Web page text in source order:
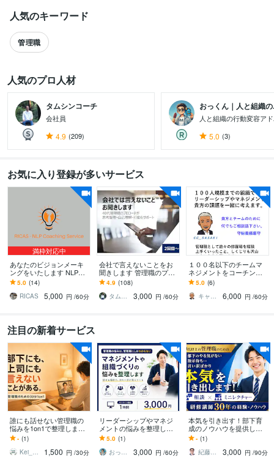
人気のキーワード
管理職
すべて見る
人気のプロ人材
タムシンコーチ
会社員
4.9 (209)
おっくん｜人と組織の
人と組織の行動変容ア
5.0 (3)
お気に入り登録が多いサービス
満枠対応中
あなたのビジョンメーキ
ングをいたします NLPコ
ーチングで「なりたい自
分」になる！
5.0 (14)
RICAS
5,000 円 /60分
会社で言えないことをお
聞きします 管理職のプロ
コーチが思考整理・自己
理解・行動をサポート
4.9 (108)
タムシンコーチ
3,000 円 /60分
１００名以下のチームマ
ネジメントをコーチング
します メンバーとの関係
性を大切に貴方自身も楽
になれるマネジメントを
5.0 (6)
キャリア テイクオフ CC＿SASAKI
6,000 円 /60分
注目の新着サービス
誰にも話せない管理職の
悩みを1on1で整理します
部下や上司に言えないこ
とを、現役管理職と話す3
0分です。
- (1)
Kei_note
1,500 円 /30分
リーダーシップやマネジ
メントの悩みを整理しま
す リーダーの悩み、一人
で抱え込まず、一緒に整
理しませんか？
5.0 (1)
おっくん｜人と組織の行動変容アドバイザー
3,000 円 /60分
本気を引き出す！部下育
成のノウハウを提供しま
す 実践成功者 多数！ 研
修講師30年のノウハウを
提供します
- (1)
紀藤星司
3,000 円 /90分